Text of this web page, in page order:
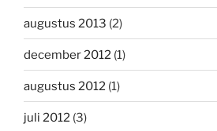
augustus 2013 (2)
december 2012 (1)
augustus 2012 (1)
juli 2012 (3)